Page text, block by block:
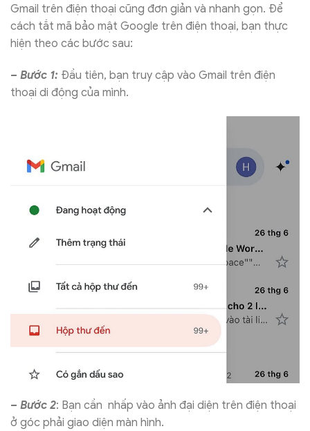
Gmail trên điện thoại cũng đơn giản và nhanh gọn. Để
cách tắt mã bảo mật Google trên điện thoại, bạn thực
hiện theo các bước sau:
– Bước 1: Đầu tiên, bạn truy cập vào Gmail trên điện
thoại di động của mình.
– Bước 2: Bạn cần nhấp vào ảnh đại diện trên điện thoại
ở góc phải giao diện màn hình.